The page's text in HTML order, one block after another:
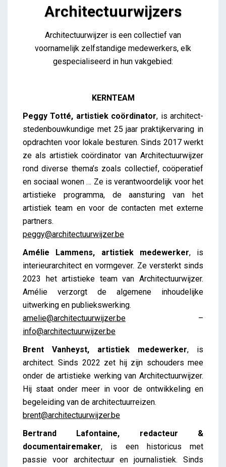
Architectuurwijzers
Architectuurwijzers
Architectuurwijzer is een collectief van
voornamelijk zelfstandige medewerkers, elk
gespecialiseerd in hun vakgebied:
KERNTEAM
Peggy Totté, artistiek coördinator, is architect-
stedenbouwkundige met 25 jaar praktijkervaring in
opdrachten voor lokale besturen. Sinds 2017 werkt
ze als artistiek coördinator van Architectuurwijzer
rond diverse thema’s zoals collectief, coöperatief
en sociaal wonen … Ze is verantwoordelijk voor het
artistieke programma, de aansturing van het
artistiek team en voor de contacten met externe
partners.
peggy@architectuurwijzer.be
Amélie Lammens, artistiek medewerker, is
interieurarchitect en vormgever. Ze versterkt sinds
2023 het artistieke team van Architectuurwijzer.
Amélie verzorgt de algemene inhoudelijke
uitwerking en publiekswerking.
amelie@architectuurwijzer.be –
info@architectuurwijzer.be
Brent Vanheyst, artistiek medewerker, is
architect. Sinds 2022 zet hij zijn schouders mee
onder de artistieke werking van Architectuurwijzer.
Hij staat onder meer in voor de ontwikkeling en
begeleiding van de architectuurreizen.
brent@architectuurwijzer.be
Bertrand Lafontaine, redacteur &
documentairemaker, is een historicus met
passie voor architectuur en journalistiek. Sinds